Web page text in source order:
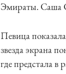
Эмираты. Саша
Певица
звезда экрана
где предстала